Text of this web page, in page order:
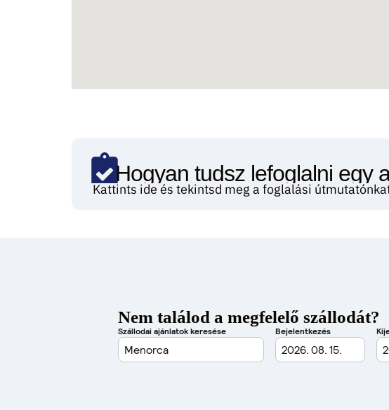
Hogyan tudsz lefoglalni egy
Kattints ide és tekintsd meg a foglalási
Nem találod a megfelelő szállodát?